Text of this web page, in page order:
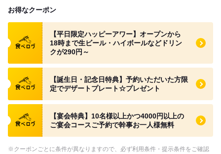
お得なクーポン
食べログ クーポン
【平日限定ハッピーアワー】オープンから
18時まで生ビール・ハイボールなどドリン
クが290円～
食べログ クーポン
【誕生日・記念日特典】予約いただいた方限
定でデザートプレート☆プレゼント
食べログ クーポン
【宴会特典】10名様以上かつ4000円以上の
ご宴会コースご予約で幹事お一人様無料
※クーポンごとに条件が異なりますので、必ず利用条件・提示条件をご確認